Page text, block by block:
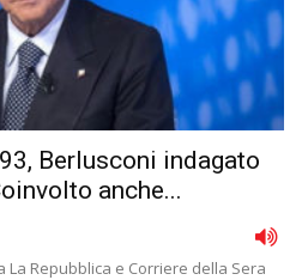
Berlusconi indagato
anche...
Repubblica e Corriere della Sera